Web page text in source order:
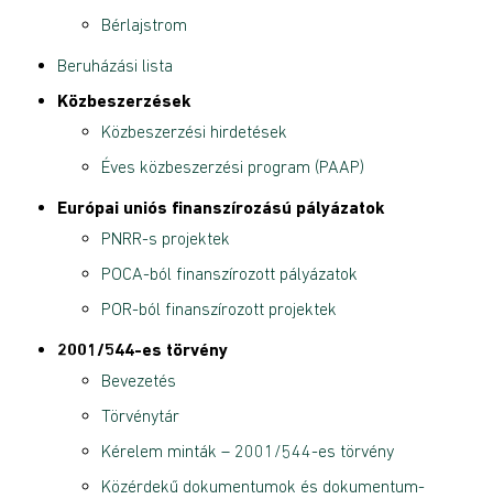
Bérlajstrom
Beruházási lista
Közbeszerzések
Közbeszerzési hirdetések
Éves közbeszerzési program (PAAP)
Európai uniós finanszírozású pályázatok
PNRR-s projektek
POCA-ból finanszírozott pályázatok
POR-ból finanszírozott projektek
2001/544-es törvény
Bevezetés
Törvénytár
Kérelem minták – 2001/544-es törvény
Közérdekű dokumentumok és dokumentum-